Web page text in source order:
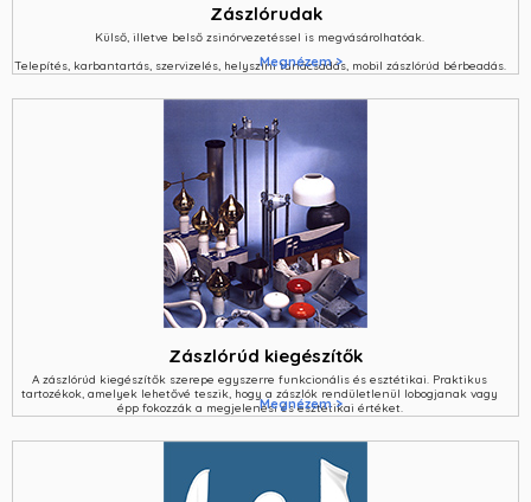
Zászlórudak
Külső, illetve belső zsinórvezetéssel is megvásárolhatóak.
Telepítés, karbantartás, szervizelés, helyszíni tanácsadás, mobil zászlórúd bérbeadás.
Megnézem >
Zászlórúd kiegészítők
A zászlórúd kiegészítők szerepe egyszerre funkcionális és esztétikai. Praktikus
tartozékok, amelyek lehetővé teszik, hogy a zászlók rendületlenül lobogjanak vagy
épp fokozzák a megjelenési és esztétikai értéket.
Megnézem >